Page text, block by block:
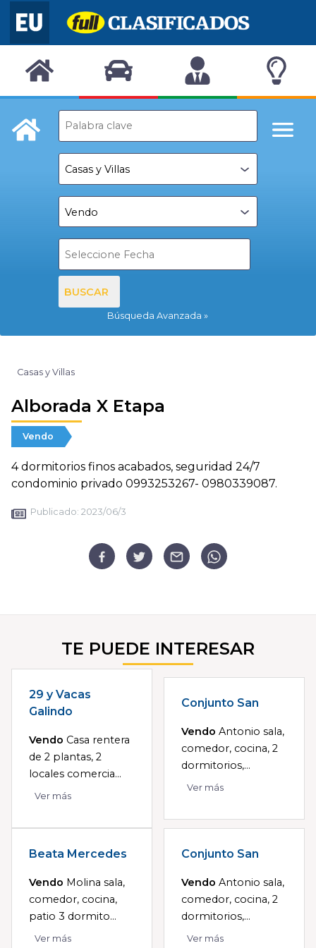
BUSCAR
Búsqueda Avanzada
Casas y Villas
Alborada X Etapa
Vendo
4 dormitorios finos acabados, seguridad 24/7
condominio privado 0993253267- 0980339087.
Publicado: 2023/06/3
TE PUEDE INTERESAR
29 y Vacas
Galindo
Vendo Casa rentera
de 2 plantas, 2
locales comercia...
Ver más
Conjunto San
Vendo Antonio sala,
comedor, cocina, 2
dormitorios,...
Ver más
Beata Mercedes
Vendo Molina sala,
comedor, cocina,
patio 3 dormito...
Ver más
Conjunto San
Vendo Antonio sala,
comedor, cocina, 2
dormitorios,...
Ver más